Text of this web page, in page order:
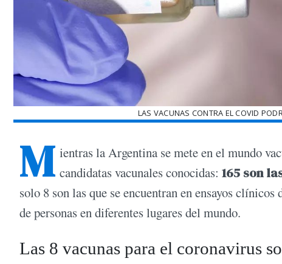
LAS VACUNAS CONTRA EL COVID
M ientras la Argentina se mete en el mundo
candidatas vacunales conocidas: 165 son
solo 8 son las que se encuentran en ensayos
de personas en diferentes lugares del mundo.
Las 8 vacunas para el coronavirus